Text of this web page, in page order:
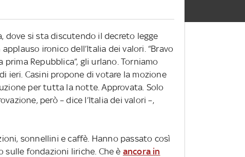
dove si sta discutendo il decreto legge
ironico dell’Italia dei valori. “Bravo
Repubblica”, gli urlano. Torniamo
ieri. Casini propone di votare la mozione
per tutta la notte. Approvata. Solo
però – dice l’Italia dei valori –,
sonnellini e caffè. Hanno passato così
sulle fondazioni liriche. Che è ancora in